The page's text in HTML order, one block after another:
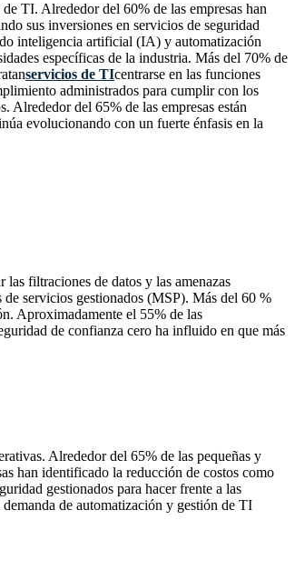
TI. Alrededor del 60% de las empresas han
sus inversiones en servicios de seguridad
inteligencia artificial (IA) y automatización
específicas de la industria. Más del 70% de
servicios de TIcentrarse en las funciones
administrados para cumplir con los
Alrededor del 65% de las empresas están
evolucionando con un fuerte énfasis en la
las filtraciones de datos y las amenazas
de servicios gestionados (MSP). Más del 60 %
Aproximadamente el 55% de las
de confianza cero ha influido en que más
Alrededor del 65% de las pequeñas y
han identificado la reducción de costos como
gestionados para hacer frente a las
de automatización y gestión de TI